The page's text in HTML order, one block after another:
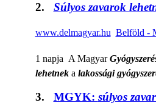
2. Súlyos zavarok
www.delmagyar.hu Belföld -
1 napja  A Magyar
lehetneka lakossági
3. MGYK: súlyos